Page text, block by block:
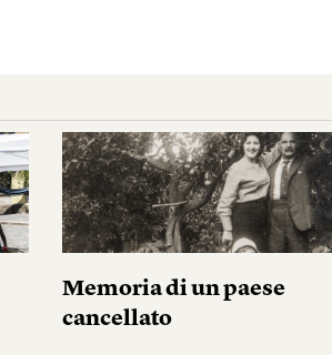
Memoria di un paese
cancellato